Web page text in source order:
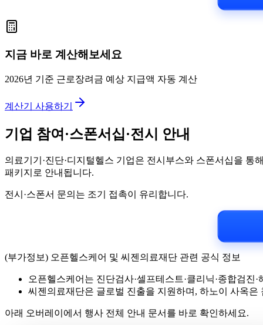
지금 바로 계산해보세요
2026년 기준 근로장려금 예상 지급액 자동 계산
계산기 사용하기
기업 참여·스폰서십·전시 안내
의료기기·진단·디지털헬스 기업은 전시부스와 스폰서십을
패키지로 안내됩니다.
전시·스폰서 문의는 조기 접촉이 유리합니다.
(부가정보) 오픈헬스케어 및 씨젠의료재단 관련 공식 정보
오픈헬스케어는 진단검사·셀프테스트·클리닉·종합검진
씨젠의료재단은 글로벌 진출을 지원하며, 하노이 사옥
아래 오버레이에서 행사 전체 안내 문서를 바로 확인하세요.